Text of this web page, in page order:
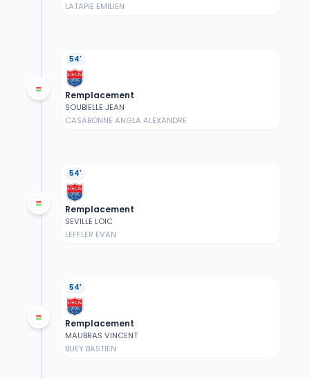
LATAPIE EMILIEN
54'
Remplacement
SOUBIELLE JEAN
CASABONNE ANGLA ALEXANDRE
54'
Remplacement
SEVILLE LOIC
LEFFLER EVAN
54'
Remplacement
MAUBRAS VINCENT
BUEY BASTIEN